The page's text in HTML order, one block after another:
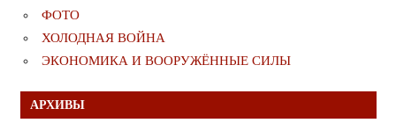
ФОТО
ХОЛОДНАЯ ВОЙНА
ЭКОНОМИКА И ВООРУЖЁННЫЕ СИЛЫ
АРХИВЫ